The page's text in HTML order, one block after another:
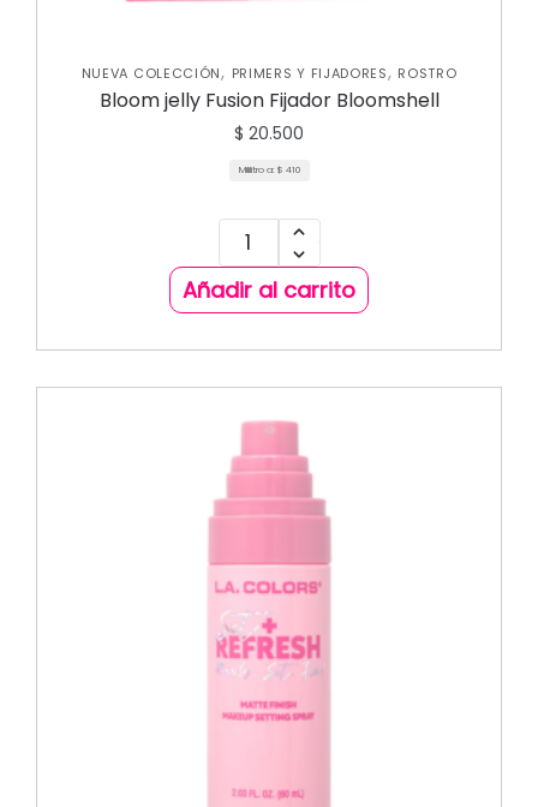
NUEVA COLECCIÓN, PRIMERS Y FIJADORES, ROSTRO
Bloom jelly Fusion Fijador Bloomshell
$ 20.500
Mililitro a: $ 410
Añadir al carrito